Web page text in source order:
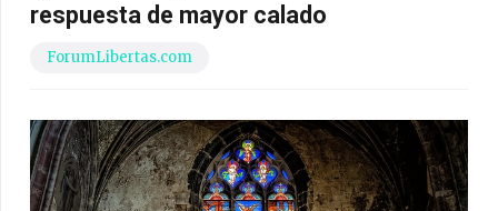
respuesta de mayor calado
ForumLibertas.com